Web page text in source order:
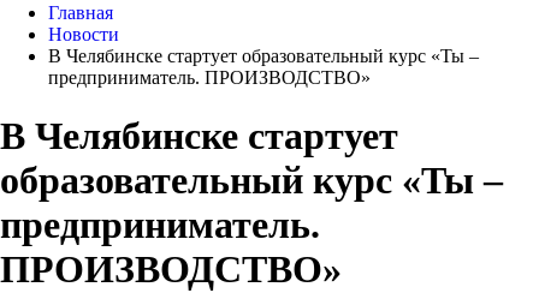
Главная
Новости
В Челябинске стартует образовательный курс «Ты –
предприниматель. ПРОИЗВОДСТВО»
В Челябинске стартует
образовательный курс «Ты –
предприниматель.
ПРОИЗВОДСТВО»